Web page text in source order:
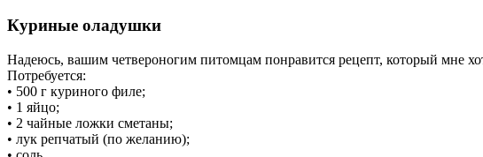
Куриные оладушки
Надеюсь, вашим четвероногим питомцам понравится рецепт, который мне
Потребуется:
• 500 г куриного филе;
• 1 яйцо;
• 2 чайные ложки сметаны;
• лук репчатый (по желанию);